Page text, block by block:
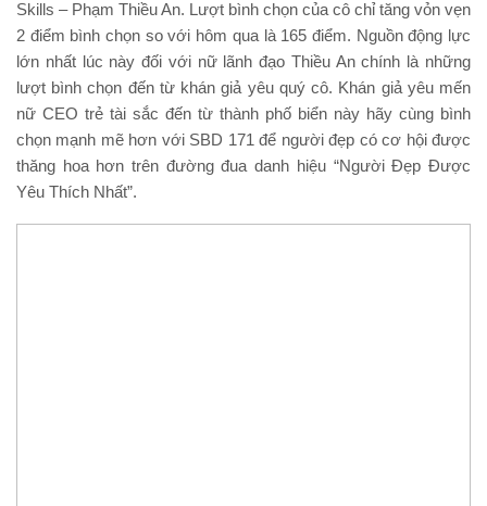
Skills – Phạm Thiều An. Lượt bình chọn của cô chỉ tăng vỏn vẹn
2 điểm bình chọn so với hôm qua là 165 điểm. Nguồn động lực
lớn nhất lúc này đối với nữ lãnh đạo Thiều An chính là những
lượt bình chọn đến từ khán giả yêu quý cô. Khán giả yêu mến
nữ CEO trẻ tài sắc đến từ thành phố biển này hãy cùng bình
chọn mạnh mẽ hơn với SBD 171 để người đẹp có cơ hội được
thăng hoa hơn trên đường đua danh hiệu “Người Đẹp Được
Yêu Thích Nhất”.